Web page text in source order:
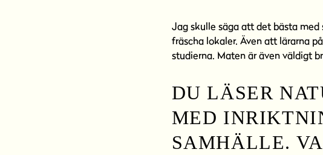
Jag skulle säga att det bästa
fräscha lokaler. Även att lärarna
studierna. Maten är även väldigt
DU LÄSER
MED
SAMHÄLLE.